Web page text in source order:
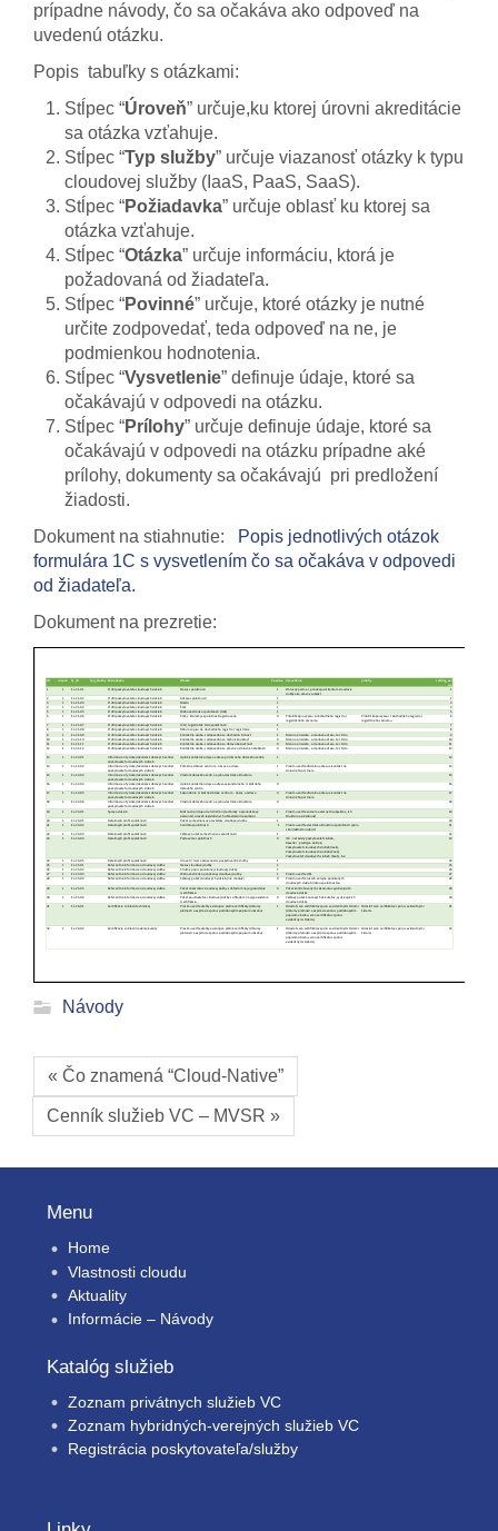
prípadne návody, čo sa očakáva ako odpoveď na
uvedenú otázku.
Popis tabuľky s otázkami:
Stĺpec “Úroveň” určuje,ku ktorej úrovni akreditácie
sa otázka vzťahuje.
Stĺpec “Typ služby” určuje viazanosť otázky k typu
cloudovej služby (IaaS, PaaS, SaaS).
Stĺpec “Požiadavka” určuje oblasť ku ktorej sa
otázka vzťahuje.
Stĺpec “Otázka” určuje informáciu, ktorá je
požadovaná od žiadateľa.
Stĺpec “Povinné” určuje, ktoré otázky je nutné
určite zodpovedať, teda odpoveď na ne, je
podmienkou hodnotenia.
Stĺpec “Vysvetlenie” definuje údaje, ktoré sa
očakávajú v odpovedi na otázku.
Stĺpec “Prílohy” určuje definuje údaje, ktoré sa
očakávajú v odpovedi na otázku prípadne aké
prílohy, dokumenty sa očakávajú pri predložení
žiadosti.
Dokument na stiahnutie:
Popis jednotlivých otázok
formulára 1C s vysvetlením čo sa očakáva v odpovedi
od žiadateľa.
Dokument na prezretie:
Návody
« Čo znamená “Cloud-Native”
Cenník služieb VC – MVSR »
Menu
Home
Vlastnosti cloudu
Aktuality
Informácie – Návody
Katalóg služieb
Zoznam privátnych služieb VC
Zoznam hybridných-verejných služieb VC
Registrácia poskytovateľa/služby